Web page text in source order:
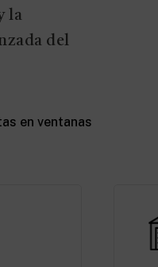
la
del
en ventanas